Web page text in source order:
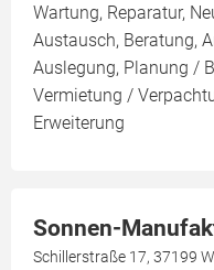
Wartung, Reparatur,
Austausch, Beratung,
Auslegung, Planung /
Vermietung /
Erweiterung
Sonnen-
Schillerstraße 17, 37199